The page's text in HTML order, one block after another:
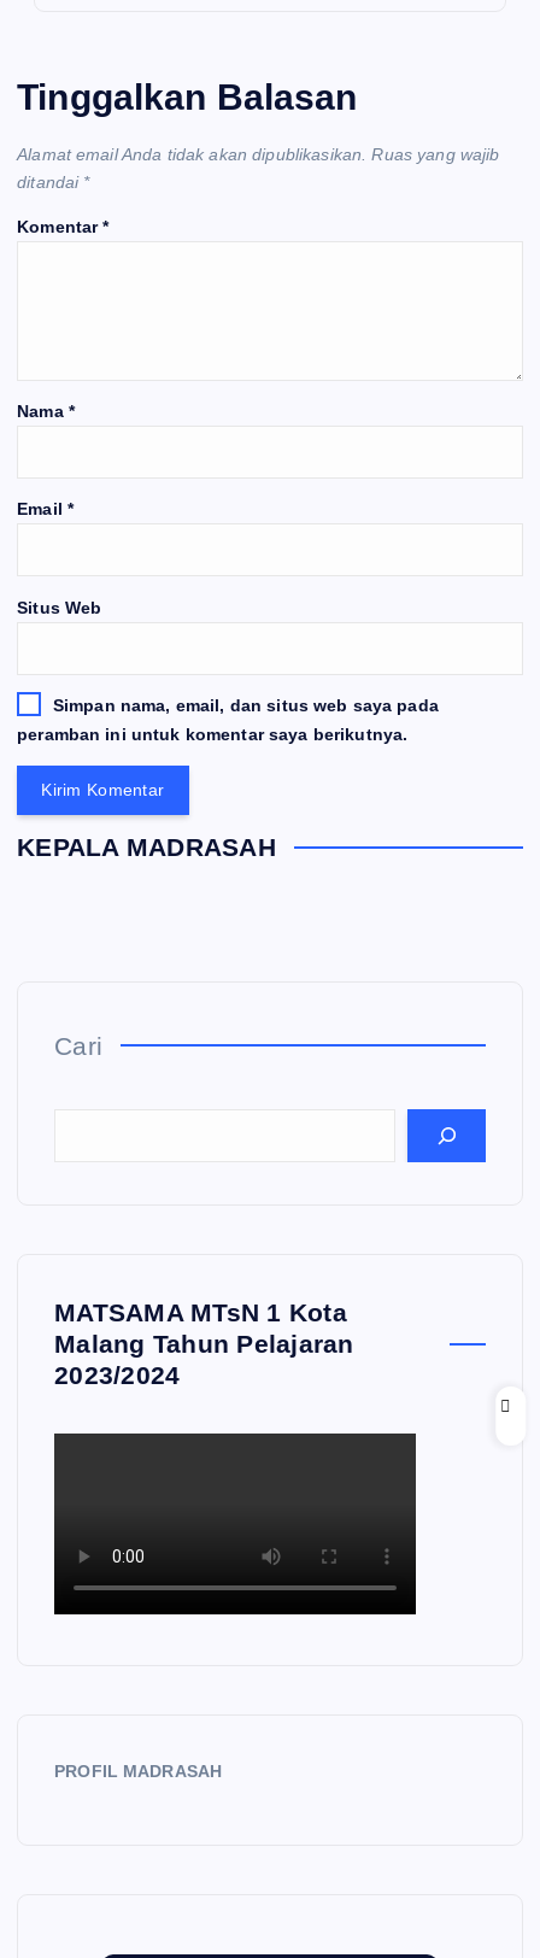
Tinggalkan Balasan
Alamat email Anda tidak akan dipublikasikan. Ruas yang wajib
ditandai *
Komentar*
Nama *
Email *
Situs Web
Simpan nama, email, dan situs web saya pada
peramban ini untuk komentar saya berikutnya.
KEPALA MADRASAH
Cari
MATSAMA MTsN 1 Kota
Malang Tahun Pelajaran
2023/2024
PROFIL MADRASAH